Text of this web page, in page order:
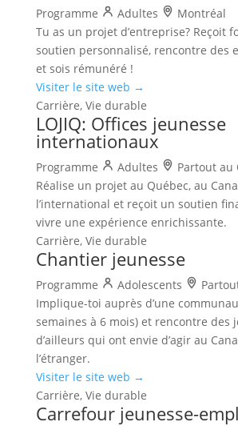
Programme Adultes
Montréal
Tu as un projet d’entreprise? Reçoit
soutien personnalisé, rencontre des
et sois rémunéré !
Visiter le site web →
Carrière, Vie durable
LOJIQ: Offices jeunesse
internationaux
Programme Adultes
Partout au
Réalise un projet au Québec, au
l’international et reçoit un soutien
vivre une expérience enrichissante.
Carrière, Vie durable
Chantier jeunesse
Programme Adolescents
Implique-toi auprès d’une
semaines à 6 mois) et rencontre des
d’ailleurs qui ont envie d’agir au
l’étranger.
Visiter le site web →
Carrière, Vie durable
Carrefour jeunesse-